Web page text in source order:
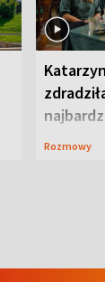
ją w
Rozmowy